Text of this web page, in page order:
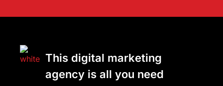
This digital marketing
agency is all you need